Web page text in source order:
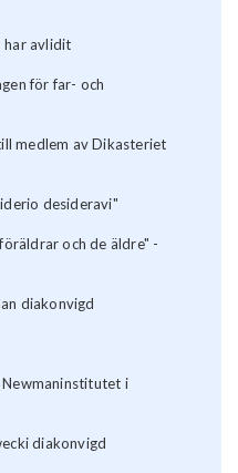
har avlidit
för far- och
medlem av Dikasteriet
desideravi"
och de äldre" -
diakonvigd
Newmaninstitutet i
diakonvigd